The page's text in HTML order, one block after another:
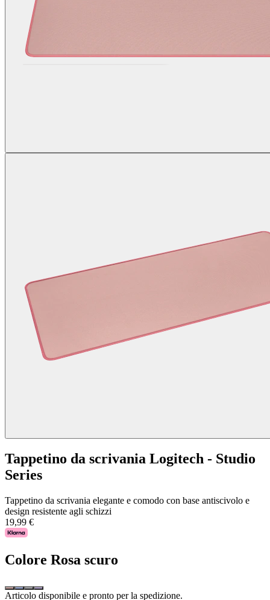
Tappetino da scrivania Logitech - Studio
Series
Tappetino da scrivania elegante e comodo con base antiscivolo e
design resistente agli schizzi
19,99 €
Colore Rosa scuro
Articolo disponibile e pronto per la spedizione.